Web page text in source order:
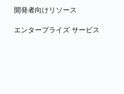
開発者向けリソース
エンタープライズ サービス